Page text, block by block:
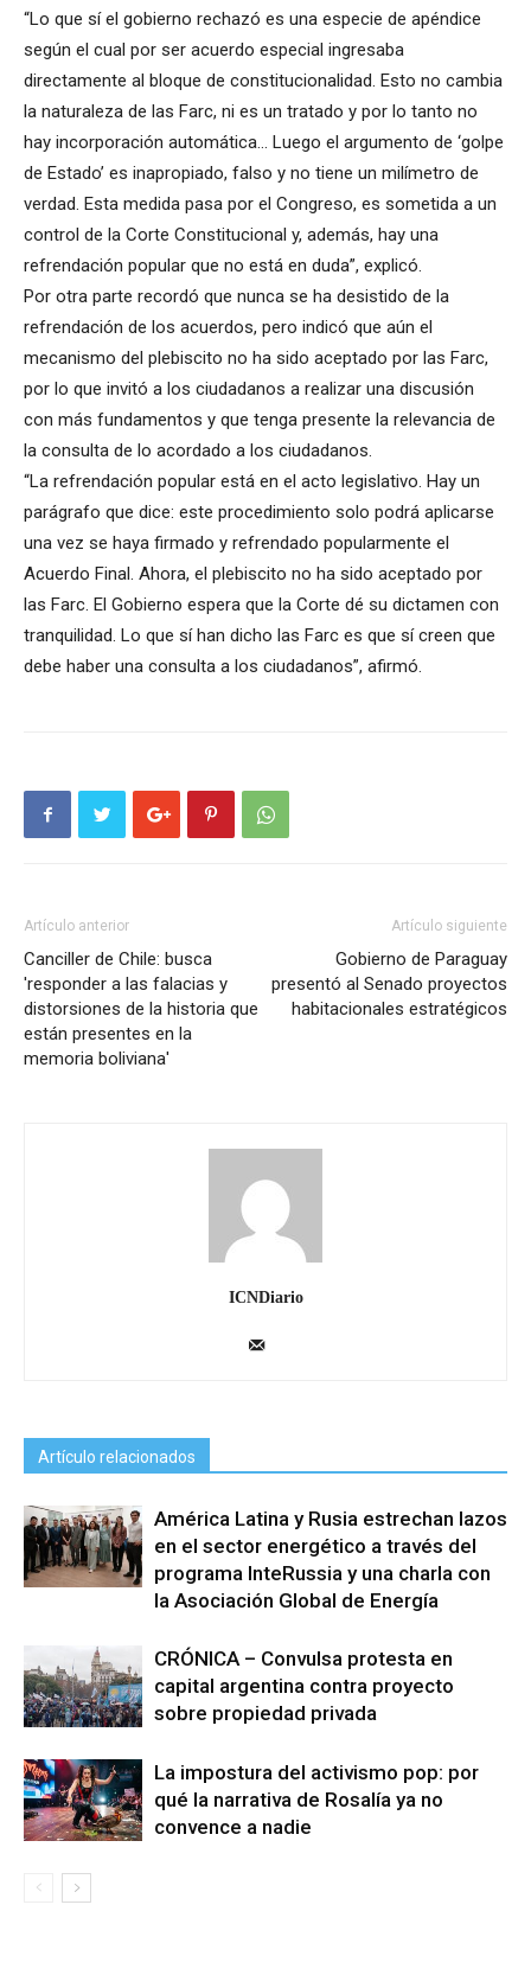
“Lo que sí el gobierno rechazó es una especie de apéndice
según el cual por ser acuerdo especial ingresaba
directamente al bloque de constitucionalidad. Esto no cambia
la naturaleza de las Farc, ni es un tratado y por lo tanto no
hay incorporación automática… Luego el argumento de ‘golpe
de Estado’ es inapropiado, falso y no tiene un milímetro de
verdad. Esta medida pasa por el Congreso, es sometida a un
control de la Corte Constitucional y, además, hay una
refrendación popular que no está en duda”, explicó.
Por otra parte recordó que nunca se ha desistido de la
refrendación de los acuerdos, pero indicó que aún el
mecanismo del plebiscito no ha sido aceptado por las Farc,
por lo que invitó a los ciudadanos a realizar una discusión
con más fundamentos y que tenga presente la relevancia de
la consulta de lo acordado a los ciudadanos.
“La refrendación popular está en el acto legislativo. Hay un
parágrafo que dice: este procedimiento solo podrá aplicarse
una vez se haya firmado y refrendado popularmente el
Acuerdo Final. Ahora, el plebiscito no ha sido aceptado por
las Farc. El Gobierno espera que la Corte dé su dictamen con
tranquilidad. Lo que sí han dicho las Farc es que sí creen que
debe haber una consulta a los ciudadanos”, afirmó.
Artículo anterior
Canciller de Chile: busca
'responder a las falacias y
distorsiones de la historia que
están presentes en la
memoria boliviana'
Artículo siguiente
Gobierno de Paraguay
presentó al Senado proyectos
habitacionales estratégicos
ICNDiario
Artículo relacionados
América Latina y Rusia estrechan lazos
en el sector energético a través del
programa InteRussia y una charla con
la Asociación Global de Energía
CRÓNICA – Convulsa protesta en
capital argentina contra proyecto
sobre propiedad privada
La impostura del activismo pop: por
qué la narrativa de Rosalía ya no
convence a nadie